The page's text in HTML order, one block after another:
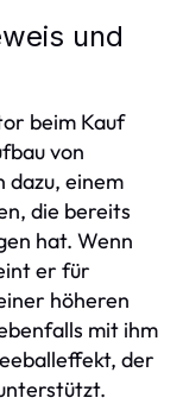
und
beim Kauf
von
dazu, einem
die bereits
hat. Wenn
er für
höheren
mit ihm
der